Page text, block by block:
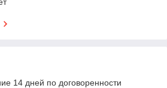
14 дней по договоренности